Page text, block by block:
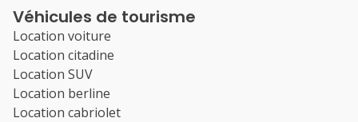
Véhicules de tourisme
Location voiture
Location citadine
Location SUV
Location berline
Location cabriolet